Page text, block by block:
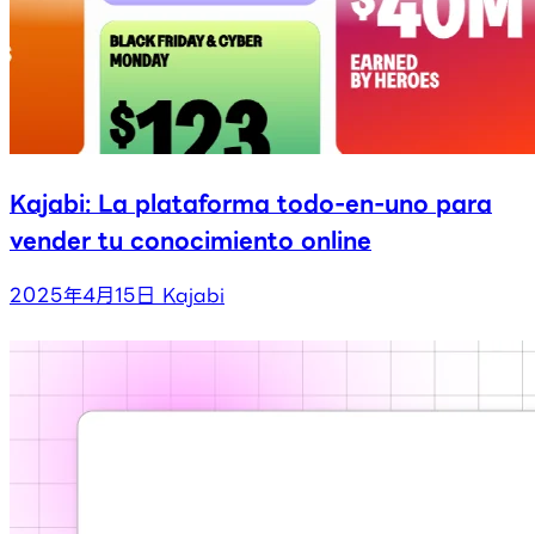
Kajabi: La plataforma todo-en-uno para
vender tu conocimiento online
2025年4月15日 Kajabi